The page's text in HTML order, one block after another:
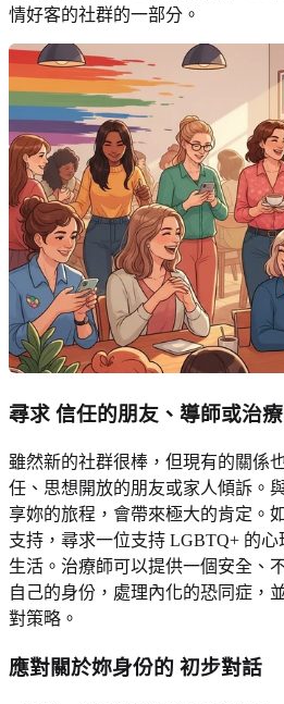
情好客的社群的一部分。
尋求 信任的朋友 、導師或治
雖然新的社群很棒，但現有的關係
任、思想開放的朋友或家人傾訴。
享妳的旅程，會帶來極大的肯定。
支持，尋求一位支持 LGBTQ+ 的
生活。治療師可以提供一個安全、
自己的身份，處理內化的恐同症，
對策略。
應對關於妳身份的 初步對話